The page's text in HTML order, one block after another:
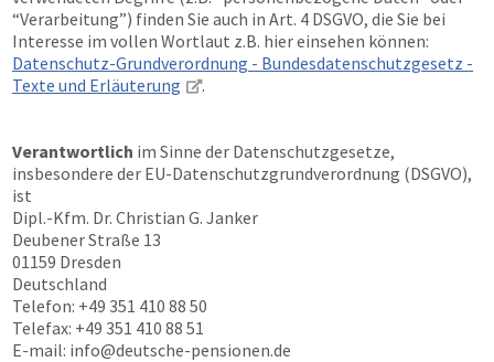
“Verarbeitung”) finden Sie auch in Art. 4 DSGVO, die Sie bei
Interesse im vollen Wortlaut z.B. hier einsehen können:
Datenschutz-Grundverordnung - Bundesdatenschutzgesetz -
Texte und Erläuterung
.
Verantwortlich im Sinne der Datenschutzgesetze,
insbesondere der EU-Datenschutzgrundverordnung (DSGVO),
ist
Dipl.-Kfm. Dr. Christian G. Janker
Deubener Straße 13
01159 Dresden
Deutschland
Telefon: +49 351 410 88 50
Telefax: +49 351 410 88 51
E-mail: info@deutsche-pensionen.de